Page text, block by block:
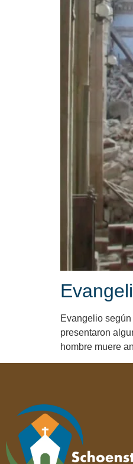
Evangelio
presentaron
hombre muere